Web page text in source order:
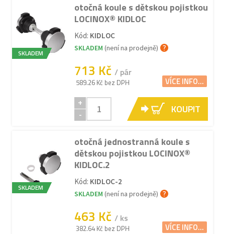
SKLADEM
otočná koule s dětskou pojistkou
LOCINOX® KIDLOC
Kód: KIDLOC
SKLADEM (není na prodejně)
713 Kč / pár
589.26 Kč bez DPH VÍCE INFO...
+
-
KOUPIT
SKLADEM
otočná jednostranná koule s
dětskou pojistkou LOCINOX®
KIDLOC.2
Kód: KIDLOC-2
SKLADEM (není na prodejně)
463 Kč / ks
382.64 Kč bez DPH VÍCE INFO...